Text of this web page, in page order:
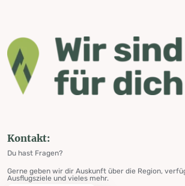
Kontakt:
Du hast Fragen?
Gerne geben wir dir Auskunft über die Region,
Ausflugsziele und vieles mehr.